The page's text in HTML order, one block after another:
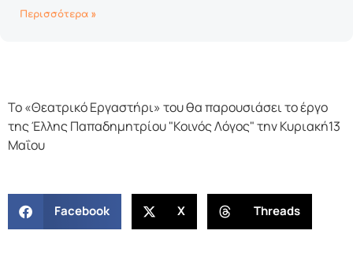
Περισσότερα »
Το «Θεατρικό Εργαστήρι» του θα παρουσιάσει το έργο
της Έλλης Παπαδημητρίου "Κοινός Λόγος" την Κυριακή13
Μαΐου
Facebook X Threads